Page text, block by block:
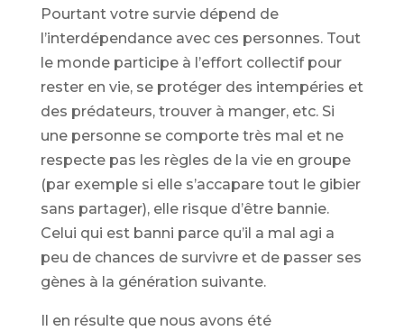
Pourtant votre survie dépend de
l’interdépendance avec ces personnes. Tout
le monde participe à l’effort collectif pour
rester en vie, se protéger des intempéries et
des prédateurs, trouver à manger, etc. Si
une personne se comporte très mal et ne
respecte pas les règles de la vie en groupe
(par exemple si elle s’accapare tout le gibier
sans partager), elle risque d’être bannie.
Celui qui est banni parce qu’il a mal agi a
peu de chances de survivre et de passer ses
gènes à la génération suivante.
Il en résulte que nous avons été